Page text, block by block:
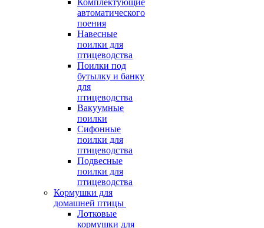
Комплектующие
автоматического
поения
Навесные
поилки для
птицеводства
Поилки под
бутылку и банку
для
птицеводства
Вакуумные
поилки
Сифонные
поилки для
птицеводства
Подвесные
поилки для
птицеводства
Кормушки для
домашней птицы
Лотковые
кормушки для